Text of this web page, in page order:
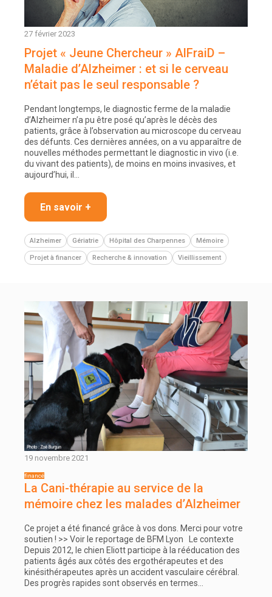
27 février 2023
Projet « Jeune Chercheur » AlFraiD –
Maladie d’Alzheimer : et si le cerveau
n’était pas le seul responsable ?
Pendant longtemps, le diagnostic ferme de la maladie
d’Alzheimer n’a pu être posé qu’après le décès des
patients, grâce à l’observation au microscope du cerveau
des défunts. Ces dernières années, on a vu apparaître de
nouvelles méthodes permettant le diagnostic in vivo (i.e.
du vivant des patients), de moins en moins invasives, et
aujourd’hui, il…
En savoir +
Alzheimer Gériatrie Hôpital des Charpennes Mémoire
Projet à financer Recherche & innovation Vieillissement
19 novembre 2021
La Cani-thérapie au service de la
mémoire chez les malades d’Alzheimer
Ce projet a été financé grâce à vos dons. Merci pour votre
soutien ! >> Voir le reportage de BFM Lyon Le contexte
Depuis 2012, le chien Eliott participe à la rééducation des
patients âgés aux côtés des ergothérapeutes et des
kinésithérapeutes après un accident vasculaire cérébral.
Des progrès rapides sont observés en termes…